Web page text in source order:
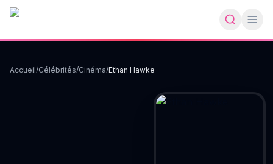
Accueil/Célébrités/Cinéma/Ethan Hawke